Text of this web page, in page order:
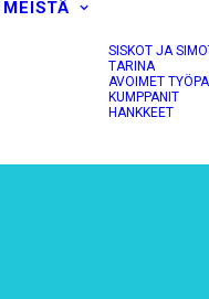
MEISTÄ
SISKOT JA
TARINA
AVOIMET
KUMPPANIT
HANKKEET